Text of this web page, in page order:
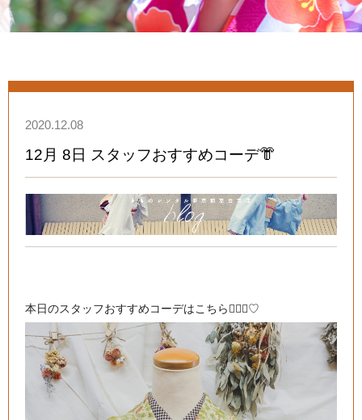
2020.12.08
12月 8日 スタッフおすすめコーデ👘
本日のスタッフおすすめコーデはこちら💁🏻‍♀️♡